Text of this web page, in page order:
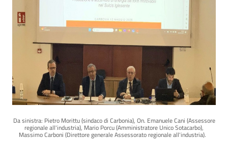
Da sinistra: Pietro Morittu (sindaco di Carbonia), On. Emanuele Cani (Assessore
regionale all'industria), Mario Porcu (Amministratore Unico Sotacarbo),
Massimo Carboni (Direttore generale Assessorato regionale all'industria).